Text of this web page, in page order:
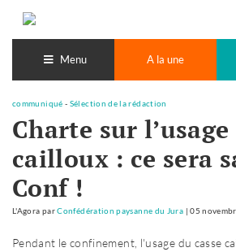
contenu
Menu A la une
communiqué - Sélection de la rédaction
Charte sur
cailloux : ce sera
Conf !
L'Agora parConfédération paysanne du Jura |05
Pendant le confinement, l'usage du casse